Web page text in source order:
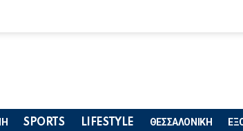
SPORTS LIFESTYLE ΘΕΣΣΑΛΟΝΙΚΗ